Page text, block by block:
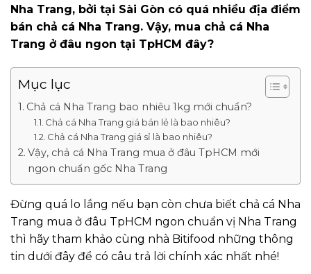
Nha Trang, bởi tại Sài Gòn có quá nhiều địa điểm
bán chả cá Nha Trang. Vậy, mua chả cá Nha
Trang ở đâu ngon tại TpHCM đây?
Mục lục
Chả cá Nha Trang bao nhiêu 1kg mới chuẩn?
Chả cá Nha Trang giá bán lẻ là bao nhiêu?
Chả cá Nha Trang giá sỉ là bao nhiêu?
Vậy, chả cá Nha Trang mua ở đâu TpHCM mới
ngon chuẩn gốc Nha Trang
Đừng quá lo lắng nếu bạn còn chưa biết chả cá Nha
Trang mua ở đâu TpHCM ngon chuẩn vị Nha Trang
thì hãy tham khảo cùng nhà Bitifood những thông
tin dưới đây để có câu trả lời chính xác nhất nhé!